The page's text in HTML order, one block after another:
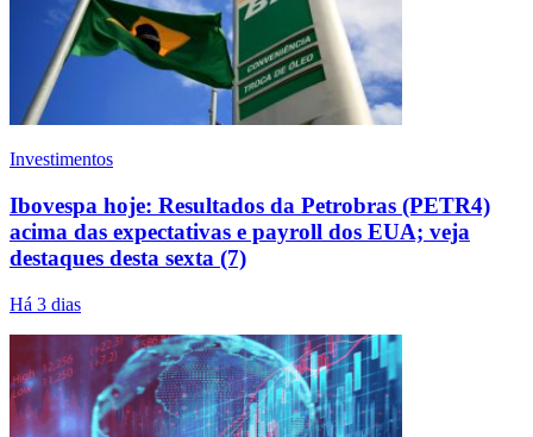
Investimentos
Ibovespa hoje: Resultados da Petrobras (PETR4)
acima das expectativas e payroll dos EUA; veja
destaques desta sexta (7)
Há 3 dias